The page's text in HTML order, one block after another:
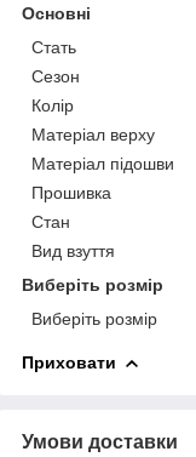
Основні
Стать
Сезон
Колір
Матеріал верху
Матеріал підошви
Прошивка
Стан
Вид взуття
Виберіть розмір
Виберіть розмір
Приховати
Умови доставки